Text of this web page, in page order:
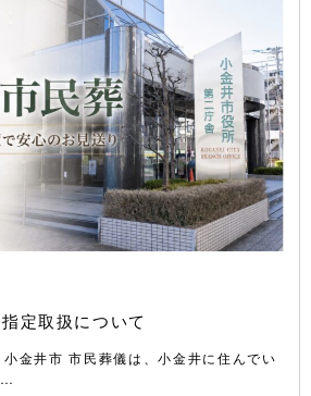
定取扱について
金井市 市民葬儀は、小金井に住んでい
…